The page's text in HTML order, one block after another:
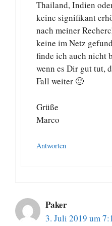
Thailand, Indien
keine signifikant
nach meiner
keine im Netz
finde ich auch nicht
wenn es Dir gut tut,
Fall weiter 🙂
Grüße
Marco
Antworten
Paker
3. Juli 2019 um